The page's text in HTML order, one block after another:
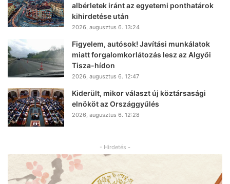
albérletek iránt az egyetemi ponthatárok
kihirdetése után
2026, augusztus 6. 13:24
Figyelem, autósok! Javítási munkálatok
miatt forgalomkorlátozás lesz az Algyői
Tisza-hídon
2026, augusztus 6. 12:47
Kiderült, mikor választ új köztársasági
elnököt az Országgyűlés
2026, augusztus 6. 12:28
- Hirdetés -